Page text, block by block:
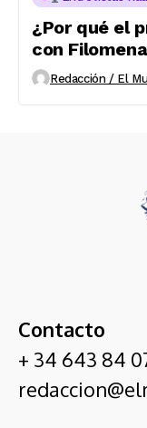
¿Por qué el
con
Redacción / El
Contacto
+ 34 643 84